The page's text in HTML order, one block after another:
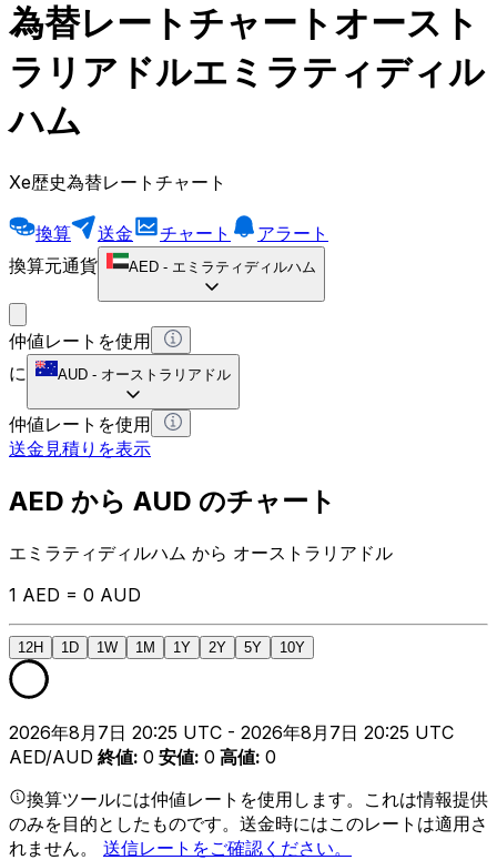
為替レートチャートオースト
ラリアドルエミラティディル
ハム
Xe歴史為替レートチャート
換算 送金 チャート
アラート
換算元通貨
AED - エミラティディルハム
仲値レートを使用
に
AUD - オーストラリアドル
仲値レートを使用
送金見積りを表示
AED から AUD のチャート
エミラティディルハム から オーストラリアドル
1 AED = 0 AUD
12H 1D 1W 1M 1Y 2Y 5Y 10Y
2026年8月7日 20:25 UTC - 2026年8月7日 20:25 UTC
AED/AUD 終値: 0 安値: 0 高値: 0
換算ツールには仲値レートを使用します。これは情報提供
のみを目的としたものです。送金時にはこのレートは適用さ
れません。 送信レートをご確認ください。